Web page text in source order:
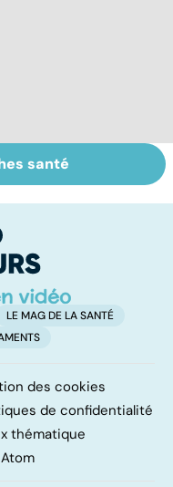
des
: que
?
santé
LE MAG DE LA SANTÉ
des cookies
de confidentialité
thématique